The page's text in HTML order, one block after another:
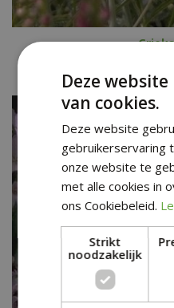
Deze
van cookies.
Deze website
gebruikerservaring
onze website te
met alle cookies in
ons Cookiebeleid.
Strikt
noodzakelijk